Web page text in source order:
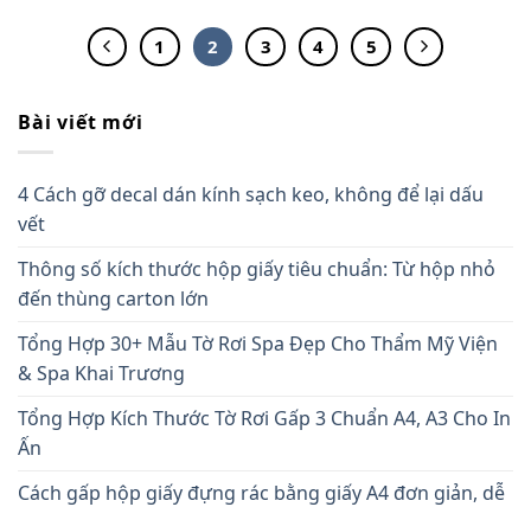
1 2 3 4 5
Bài viết mới
4 Cách gỡ decal dán kính sạch keo, không để lại dấu
vết
Thông số kích thước hộp giấy tiêu chuẩn: Từ hộp nhỏ
đến thùng carton lớn
Tổng Hợp 30+ Mẫu Tờ Rơi Spa Đẹp Cho Thẩm Mỹ Viện
& Spa Khai Trương
Tổng Hợp Kích Thước Tờ Rơi Gấp 3 Chuẩn A4, A3 Cho In
Ấn
Cách gấp hộp giấy đựng rác bằng giấy A4 đơn giản, dễ